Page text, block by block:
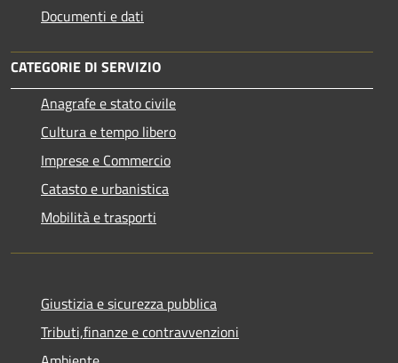
Documenti e dati
CATEGORIE DI SERVIZIO
Anagrafe e stato civile
Cultura e tempo libero
Imprese e Commercio
Catasto e urbanistica
Mobilità e trasporti
Giustizia e sicurezza pubblica
Tributi,finanze e contravvenzioni